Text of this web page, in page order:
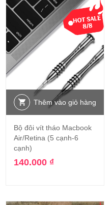
Thêm vào giỏ hàng
Bộ đôi vít tháo Macbook
Air/Retina (5 cạnh-6
cạnh)
140.000 ₫